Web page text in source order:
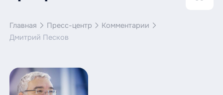
Главная Пресс-центр
Комментарии
Дмитрий Песков